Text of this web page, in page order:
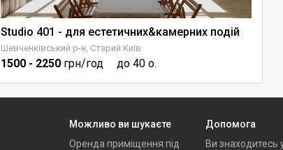
Studio 401 - для естетичних&камерних подій
Шевченківський р-н, Старий Київ
1500 - 2250 грн/год до 40 о.
Можливо ви шукаєте
Оренда приміщення під
Допомога
Ви знаходитесь